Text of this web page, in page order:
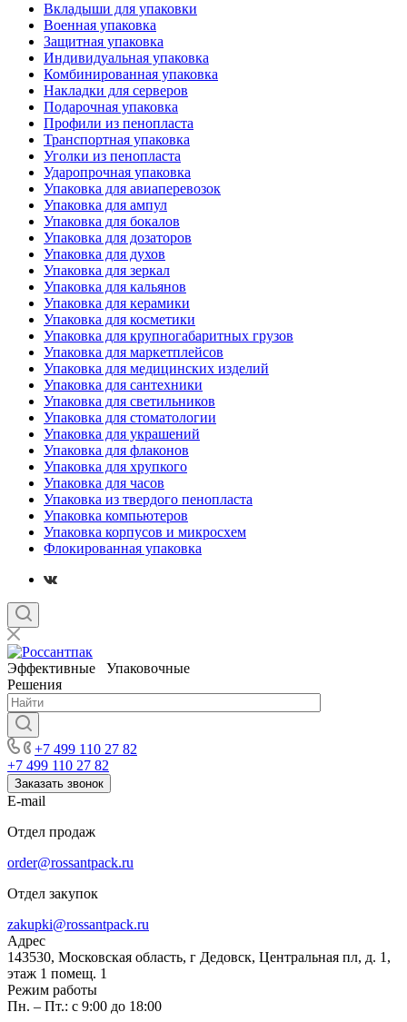
Вкладыши для упаковки
Военная упаковка
Защитная упаковка
Индивидуальная упаковка
Комбинированная упаковка
Накладки для серверов
Подарочная упаковка
Профили из пенопласта
Транспортная упаковка
Уголки из пенопласта
Ударопрочная упаковка
Упаковка для авиаперевозок
Упаковка для ампул
Упаковка для бокалов
Упаковка для дозаторов
Упаковка для духов
Упаковка для зеркал
Упаковка для кальянов
Упаковка для керамики
Упаковка для косметики
Упаковка для крупногабаритных грузов
Упаковка для маркетплейсов
Упаковка для медицинских изделий
Упаковка для сантехники
Упаковка для светильников
Упаковка для стоматологии
Упаковка для украшений
Упаковка для флаконов
Упаковка для хрупкого
Упаковка для часов
Упаковка из твердого пенопласта
Упаковка компьютеров
Упаковка корпусов и микросхем
Флокированная упаковка
Эффективные Упаковочные
Решения
+7 499 110 27 82
+7 499 110 27 82
Заказать звонок
E-mail
Отдел продаж
order@rossantpack.ru
Отдел закупок
zakupki@rossantpack.ru
Адрес
143530, Московская область, г Дедовск, Центральная пл, д. 1,
этаж 1 помещ. 1
Режим работы
Пн. – Пт.: с 9:00 до 18:00